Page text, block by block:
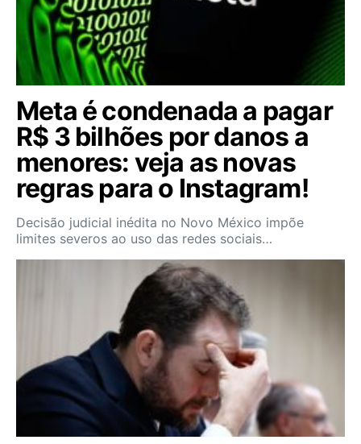
Meta é condenada a pagar
R$ 3 bilhões por danos a
menores: veja as novas
regras para o Instagram!
Decisão judicial inédita no Novo México impõe
limites severos ao uso das redes sociais…